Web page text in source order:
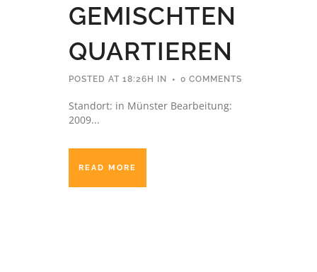
GEMISCHTEN
QUARTIEREN
POSTED AT 18:26H IN 0 COMMENTS
Standort: in Münster Bearbeitung:
2009...
READ MORE